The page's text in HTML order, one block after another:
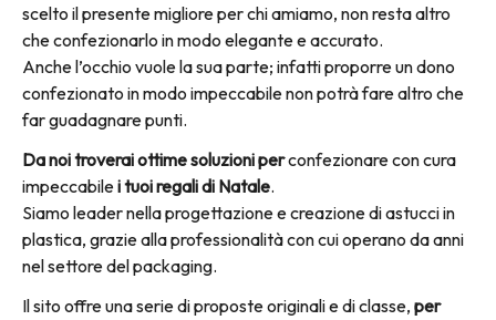
scelto il presente migliore per chi amiamo, non resta altro
che confezionarlo in modo elegante e accurato.
Anche l’occhio vuole la sua parte; infatti proporre un dono
confezionato in modo impeccabile non potrà fare altro che
far guadagnare punti.
Da noi troverai ottime soluzioni perconfezionare con cura
impeccabilei tuoi regali di Natale.
Siamo leader nella progettazione e creazione di astucci in
plastica, grazie alla professionalità con cui operano da anni
nel settore del packaging.
Il sito offre una serie di proposte originali e di classe, per